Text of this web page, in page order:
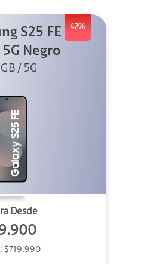
42%
S25 FE
5G Negro
/ 5G
Desde
$719.990